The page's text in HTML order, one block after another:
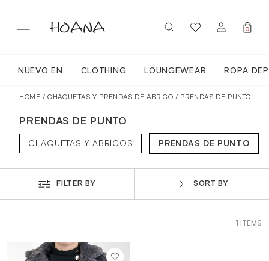
content
SIGN IN / REGISTER
0
NUEVO EN CLOTHING LOUNGEWEAR ROPA
LOUNGEWEAR
TOPS
HOME /CHAQUETAS Y PRENDAS DE ABRIGO / PRENDAS DE PUNTO
PRENDAS DE PUNTO
CHAQUETAS Y ABRIGOS PRENDAS DE PUNTO
FILTER BY SORT BY
1 ITEMS